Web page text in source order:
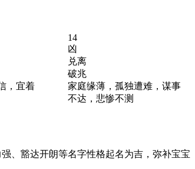
，宜着
14
凶
兑离
破兆
家庭缘薄，孤独遭难，谋事
不达，悲惨不测
、豁达开朗等名字性格起名为吉，弥补宝宝